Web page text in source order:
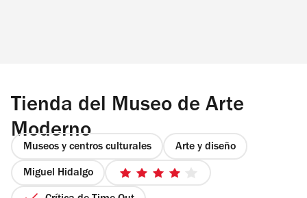
Tienda del Museo de Arte
Moderno
Museos y centros culturales Arte y diseño
Miguel Hidalgo
4